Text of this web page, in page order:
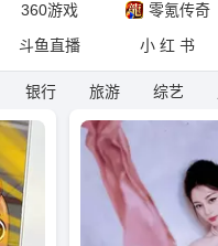
360游戏 零氪传奇
斗鱼直播 小 红 书
银行 旅游 综艺